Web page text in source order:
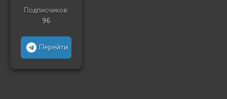
Подписчиков:
96
Перейти